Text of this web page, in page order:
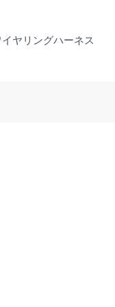
ヤリングハーネス